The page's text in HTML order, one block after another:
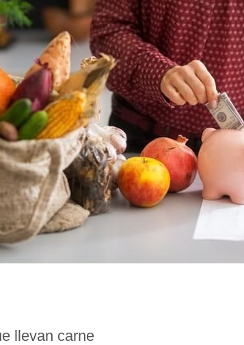
llevan carne